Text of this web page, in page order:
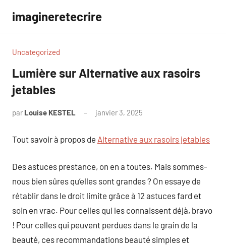
contenu
imagineretecrire
Uncategorized
Lumière sur Alternative aux rasoirs
jetables
par Louise KESTEL janvier 3, 2025
Tout savoir à propos de Alternative aux rasoirs jetables
Des astuces prestance, on en a toutes. Mais sommes-
nous bien sûres qu’elles sont grandes ? On essaye de
rétablir dans le droit limite grâce à 12 astuces fard et
soin en vrac. Pour celles qui les connaissent déjà, bravo
! Pour celles qui peuvent perdues dans le grain de la
beauté, ces recommandations beauté simples et